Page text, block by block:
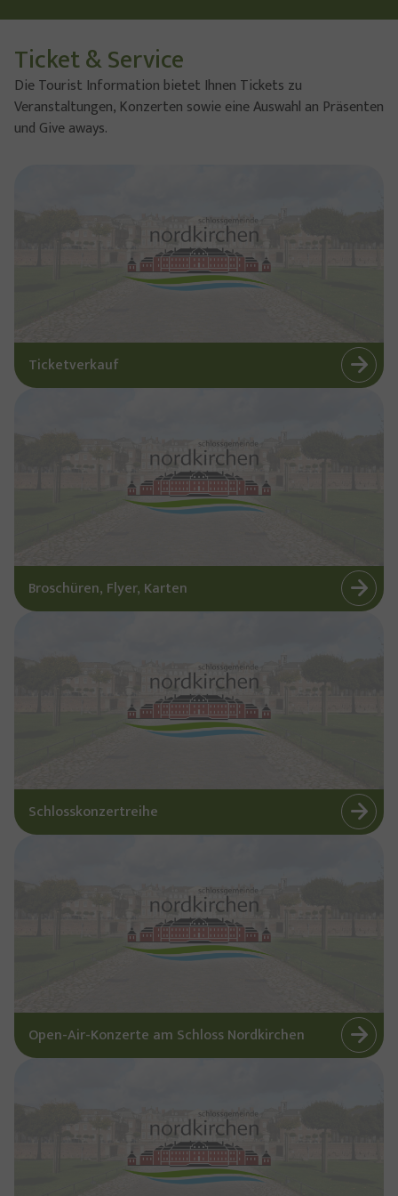
Ticket & Service
Die Tourist Information bietet Ihnen Tickets zu
Veranstaltungen, Konzerten sowie eine Auswahl an Präsenten
und Give aways.
Ticketverkauf
Broschüren, Flyer, Karten
Schlosskonzertreihe
Open-Air-Konzerte am Schloss Nordkirchen